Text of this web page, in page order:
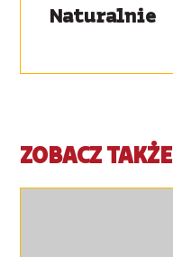
Naturalnie
ZOBACZ TAKŻE